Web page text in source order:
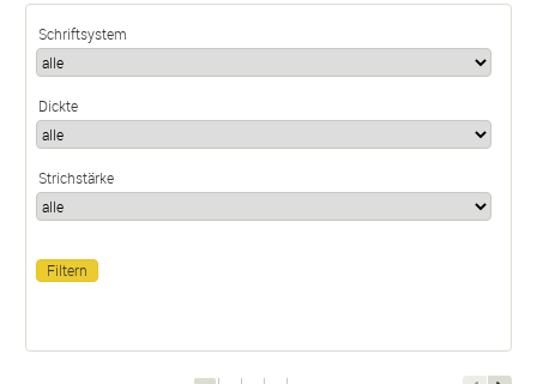
Schriftsystem
Dickte
Strichstärke